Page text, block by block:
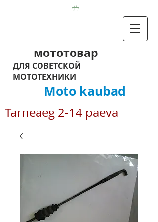
мототовар
ДЛЯ СОВЕТСКОЙ
МОТОТЕХНИКИ
Moto kaubad
Tarneaeg 2-14 paeva